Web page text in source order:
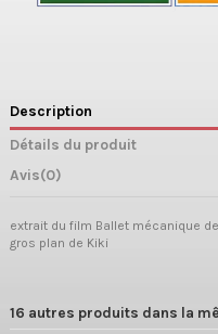
Description
Détails du produit
Avis(0)
extrait du film Ballet mécanique
gros plan de Kiki
16 autres produits dans la